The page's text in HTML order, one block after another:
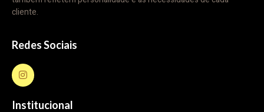
cliente.
Redes Sociais
Institucional